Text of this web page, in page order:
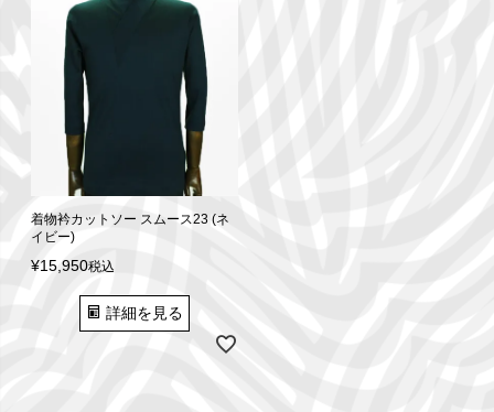
着物衿カットソー スムース23 (ネ
イビー)
¥15,950税込
詳細を見る